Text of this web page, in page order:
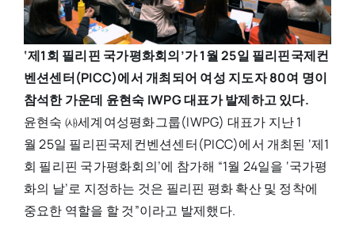
‘제1회 필리핀 국가평화회의’가 1월 25일 필리핀국제컨
벤션센터(PICC)에서 개최되어 여성 지도자 80여 명이
참석한 가운데 윤현숙 IWPG 대표가 발제하고 있다.
윤현숙 ㈔세계여성평화그룹(IWPG) 대표가 지난 1
월 25일 필리핀국제컨벤션센터(PICC)에서 개최된 ‘제1
회 필리핀 국가평화회의’에 참가해 “1월 24일을 ‘국가평
화의 날’로 지정하는 것은 필리핀 평화 확산 및 정착에
중요한 역할을 할 것”이라고 발제했다.